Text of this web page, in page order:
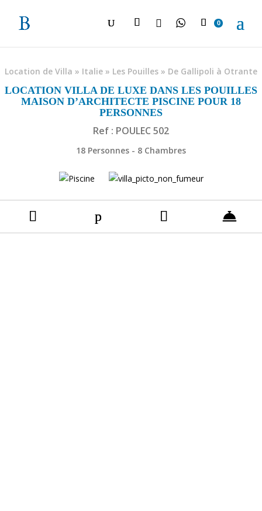
 0
Location de Villa » Italie » Les Pouilles » De Gallipoli à Otrante
LOCATION VILLA DE LUXE DANS LES POUILLES
MAISON D’ARCHITECTE PISCINE POUR 18
PERSONNES
Ref : POULEC 502
18 Personnes - 8 Chambres